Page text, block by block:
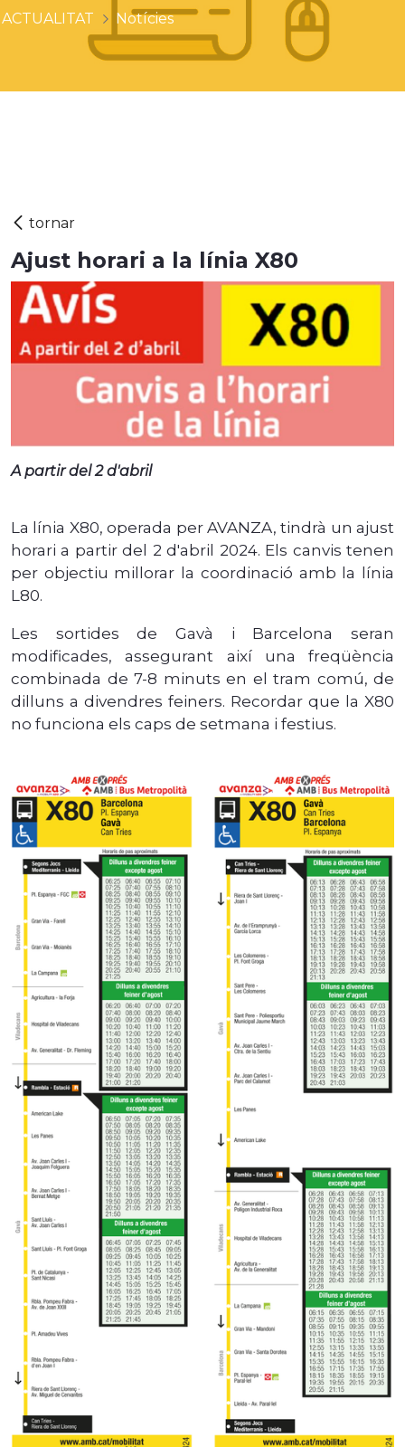
ACTUALITAT Notícies
Ajust horari a la línia X80
A partir del 2 d'abril
La línia X80, operada per AVANZA, tindrà un ajust
horari a partir del 2 d'abril 2024. Els canvis tenen
per objectiu millorar la coordinació amb la línia
L80.
Les sortides de Gavà i Barcelona seran
modificades, assegurant així una freqüència
combinada de 7-8 minuts en el tram comú, de
dilluns a divendres feiners. Recordar que la X80
no funciona els caps de setmana i festius.